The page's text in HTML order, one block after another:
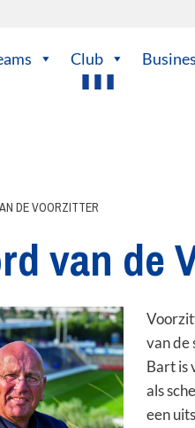
Club
DE VOORZITTER
van de
van de
Bart is
als
een